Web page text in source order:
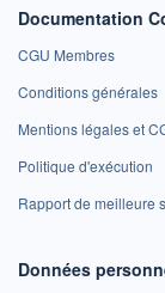
Documentation
CGU Membres
Conditions générales
Mentions légales et
Politique d'exécution
Rapport de meilleure
Données